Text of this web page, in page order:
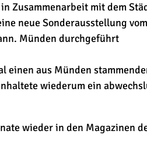
Zusammenarbeit mit dem
neue Sonderausstellung
Münden durchgeführt
einen aus Münden
wiederum ein
wieder in den Magazinen